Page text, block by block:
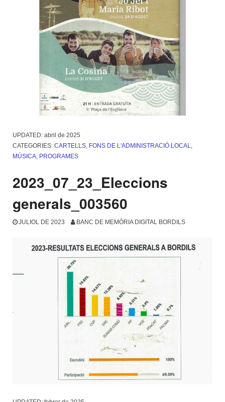
UPDATED: abril de 2025
CATEGORIES: CARTELLS FONS DE L'ADMINISTRACIÓ LOCAL
MÚSICA PROGRAMES
2023_07_23_Eleccions
generals_003560
JULIOL DE 2023 BANC DE MEMÒRIA DIGITAL BORDILS